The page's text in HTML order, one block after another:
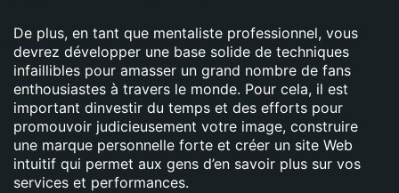
De plus, en tant que mentaliste professionnel, vous
devrez développer une base solide de techniques
infaillibles pour amasser un grand nombre de fans
enthousiastes à travers le monde. Pour cela, il est
important dinvestir du temps et des efforts pour
promouvoir judicieusement votre image, construire
une marque personnelle forte et créer un site Web
intuitif qui permet aux gens d’en savoir plus sur vos
services et performances.